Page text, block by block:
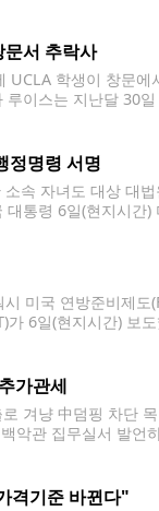
서 추락사
학생이 창문
이스는 지난달 30
정명령 서명
속 자녀도 대상 대
통령 6일(현지시간
미국 연방준비제
6일(현지시간) 보
가관세
겨냥 中덤핑 차단
악관 집무실서 발언
격기준 바뀐다"